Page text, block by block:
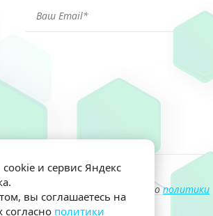
персональных данных согласнополитики
и сервис Яндекс
вы соглашаетесь на
политики